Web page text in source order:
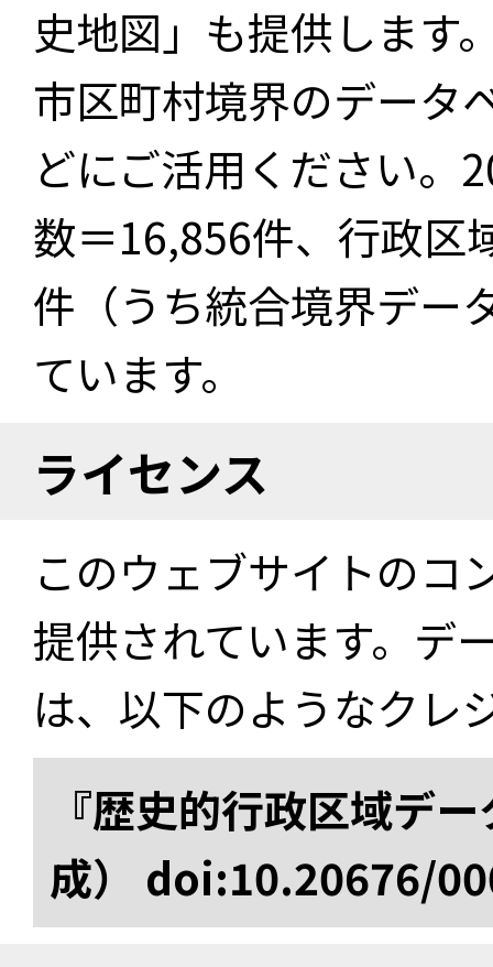
史地図」も提供します
市区町村境界のデータ
どにご活用ください。
数＝16,856件、行政区
件（うち統合境界デー
ています。
ライセンス
このウェブサイトのコ
提供されています。デ
は、以下のようなクレ
『歴史的行政区域デ
成） doi:10.20676/